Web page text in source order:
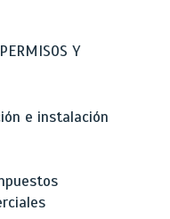
Y
e instalación